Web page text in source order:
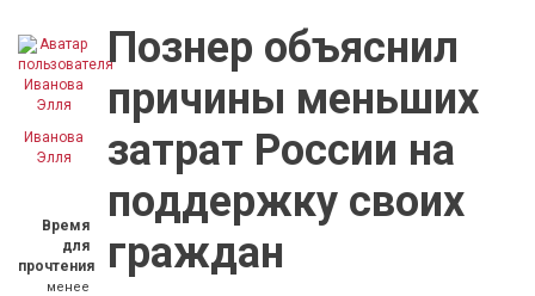
Иванова
Элля
Время
для
прочтения
менее
Познер объяснил
причины меньших
затрат России на
поддержку своих
граждан